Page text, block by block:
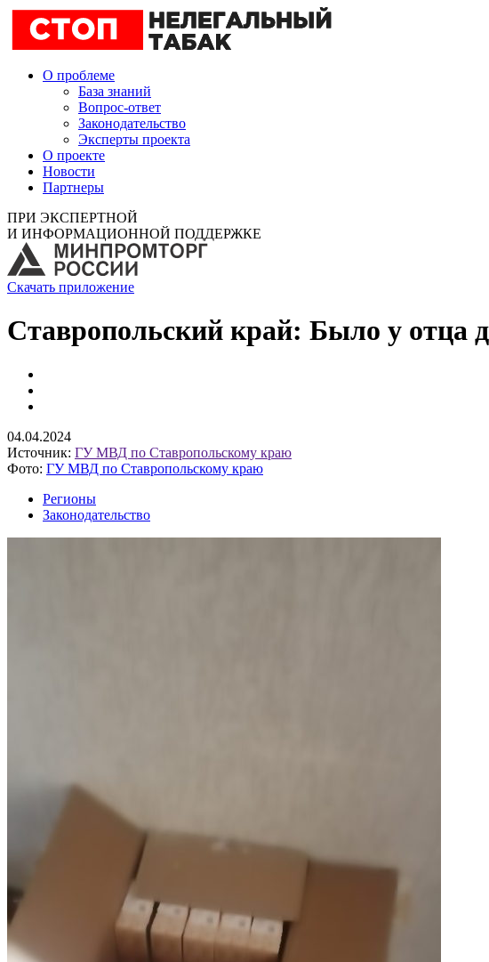
О проблеме
База знаний
Вопрос-ответ
Законодательство
Эксперты проекта
О проекте
Новости
Партнеры
ПРИ ЭКСПЕРТНОЙ
И ИНФОРМАЦИОННОЙ ПОДДЕРЖКЕ
Скачать приложение
Ставропольский край: Было у отца
04.04.2024
Источник: ГУ МВД по Ставропольскому краю
Фото: ГУ МВД по Ставропольскому краю
Регионы
Законодательство